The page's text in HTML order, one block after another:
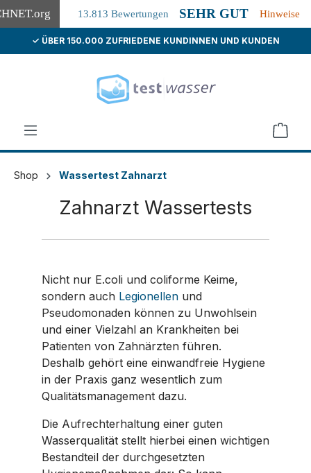
.org 13.813 Bewertungen SEHR GUT Hinweise
springen
✓ ÜBER 150.000 ZUFRIEDENE KUNDINNEN UND KUNDEN
Shop Wassertest Zahnarzt
Zahnarzt Wassertests
Nicht nur E.coli und coliforme Keime,
sondern auch Legionellen und
Pseudomonaden können zu Unwohlsein
und einer Vielzahl an Krankheiten bei
Patienten von Zahnärzten führen.
Deshalb gehört eine einwandfreie Hygiene
in der Praxis ganz wesentlich zum
Qualitätsmanagement dazu.
Die Aufrechterhaltung einer guten
Wasserqualität stellt hierbei einen wichtigen
Bestandteil der durchgesetzten